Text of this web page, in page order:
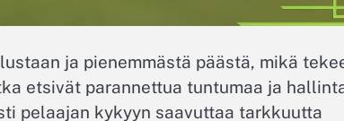
ja pienemmästä päästä, mikä
etsivät parannettua tuntumaa ja
pelaajan kykyyn saavuttaa tarkkuutta